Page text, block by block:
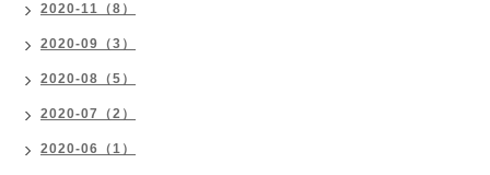
2020-11（8）
2020-09（3）
2020-08（5）
2020-07（2）
2020-06（1）